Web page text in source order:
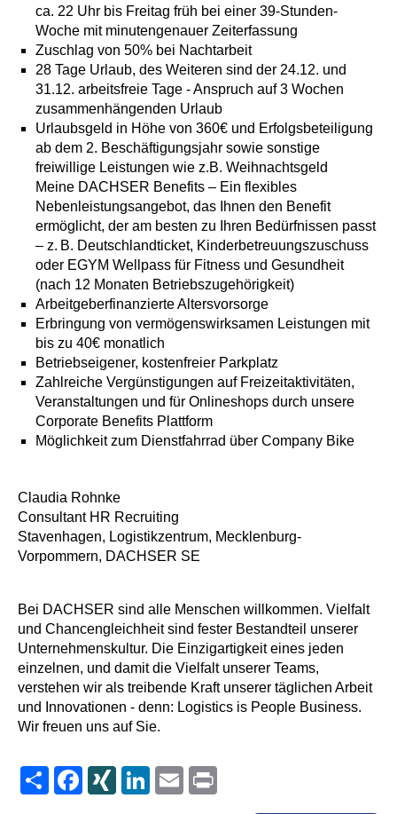
ca. 22 Uhr bis Freitag früh bei einer 39-Stunden-
Woche mit minutengenauer Zeiterfassung
Zuschlag von 50% bei Nachtarbeit
28 Tage Urlaub, des Weiteren sind der 24.12. und
31.12. arbeitsfreie Tage - Anspruch auf 3 Wochen
zusammenhängenden Urlaub
Urlaubsgeld in Höhe von 360€ und Erfolgsbeteiligung
ab dem 2. Beschäftigungsjahr sowie sonstige
freiwillige Leistungen wie z.B. Weihnachtsgeld
Meine DACHSER Benefits – Ein flexibles
Nebenleistungsangebot, das Ihnen den Benefit
ermöglicht, der am besten zu Ihren Bedürfnissen passt
– z. B. Deutschlandticket, Kinderbetreuungszuschuss
oder EGYM Wellpass für Fitness und Gesundheit
(nach 12 Monaten Betriebszugehörigkeit)
Arbeitgeberfinanzierte Altersvorsorge
Erbringung von vermögenswirksamen Leistungen mit
bis zu 40€ monatlich
Betriebseigener, kostenfreier Parkplatz
Zahlreiche Vergünstigungen auf Freizeitaktivitäten,
Veranstaltungen und für Onlineshops durch unsere
Corporate Benefits Plattform
Möglichkeit zum Dienstfahrrad über Company Bike
Claudia Rohnke
Consultant HR Recruiting
Stavenhagen, Logistikzentrum, Mecklenburg-
Vorpommern, DACHSER SE
Bei DACHSER sind alle Menschen willkommen. Vielfalt
und Chancengleichheit sind fester Bestandteil unserer
Unternehmenskultur. Die Einzigartigkeit eines jeden
einzelnen, und damit die Vielfalt unserer Teams,
verstehen wir als treibende Kraft unserer täglichen Arbeit
und Innovationen - denn: Logistics is People Business.
Wir freuen uns auf Sie.
Share FacebookXING LinkedInEmail